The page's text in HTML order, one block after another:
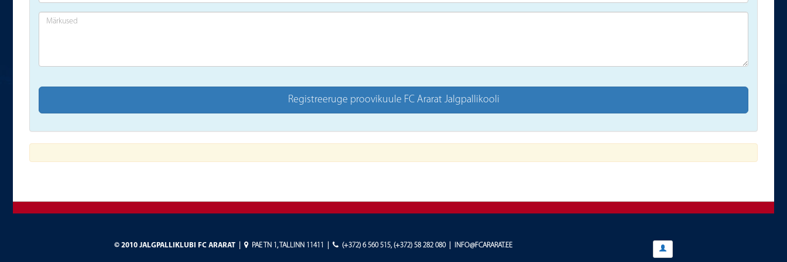
© 2010 JALGPALLIKLUBI FC ARARAT PAE TN 1, TALLINN 11411 (+372) 6 560 515,(+372) 58 282 080| INFO@FCARARAT.EE